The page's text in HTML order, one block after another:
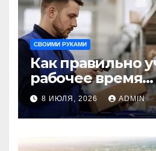
СВОИМИ РУКАМИ
Как правильно
рабочее время
сотрудников:
бизнеса
8 ИЮЛЯ, 2026 ADMIN